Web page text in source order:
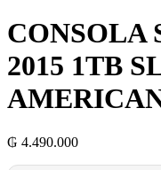
CONSOLA
2015 1TB
₲ 4.490.000